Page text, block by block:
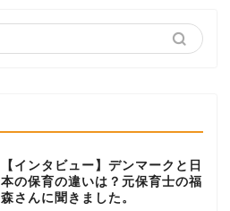
【インタビュー】デンマークと日
本の保育の違いは？元保育士の福
森さんに聞きました。